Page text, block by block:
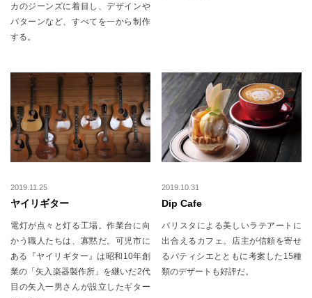
カのジーンズに着目し、デザインや
パターンなど、すべてを一から制作
する。
2019.11.25
ヤイリギター
電灯が点々と灯る工場。作業台に向
かう職人たちは、寡黙だ。可児市に
ある『ヤイリギター』は昭和10年創
業の「矢入楽器製作所」を継いだ2代
目の矢入一男さんが設立したギター
2019.10.31
Dip Cafe
バリスタによる美しいラテアートに
出合えるカフェ。店主が信頼を寄せ
るパティシエとともに考案した15種
類のデザートも好評だ。